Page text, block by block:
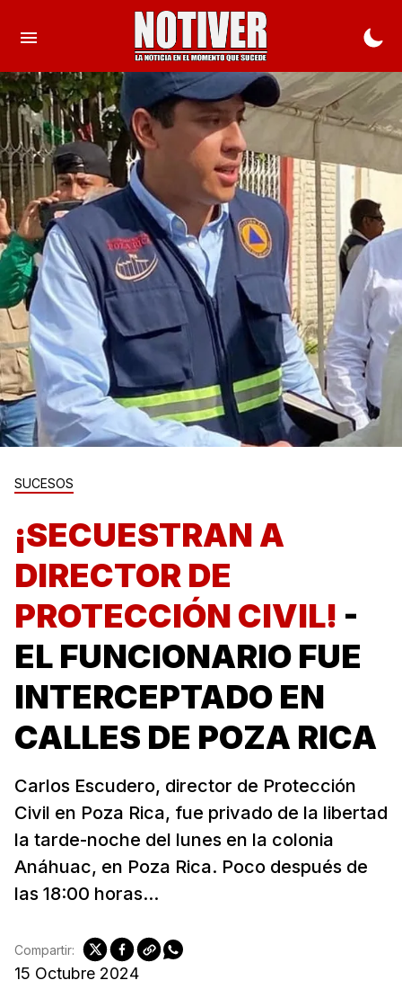
SUCESOS
¡SECUESTRAN A
DIRECTOR DE
PROTECCIÓN CIVIL! -
EL FUNCIONARIO FUE
INTERCEPTADO EN
CALLES DE POZA RICA
Carlos Escudero, director de Protección
Civil en Poza Rica, fue privado de la libertad
la tarde-noche del lunes en la colonia
Anáhuac, en Poza Rica. Poco después de
las 18:00 horas...
15 Octubre 2024
Compartir: